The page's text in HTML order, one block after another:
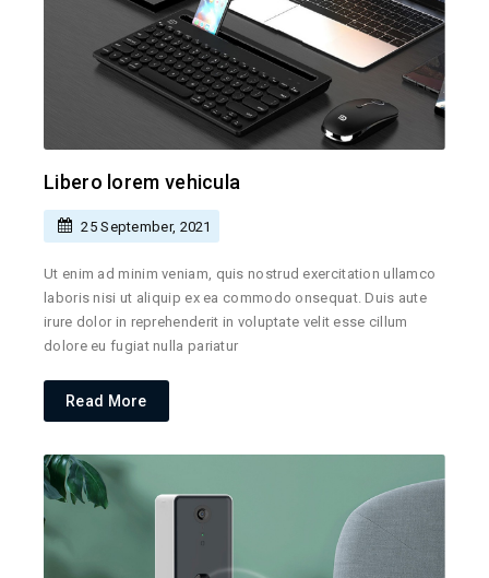
Libero lorem vehicula
25 September, 2021
Ut enim ad minim veniam, quis nostrud exercitation ullamco
laboris nisi ut aliquip ex ea commodo onsequat. Duis aute
irure dolor in reprehenderit in voluptate velit esse cillum
dolore eu fugiat nulla pariatur
Read More